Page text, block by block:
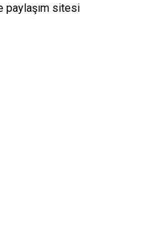
paylaşım sitesi